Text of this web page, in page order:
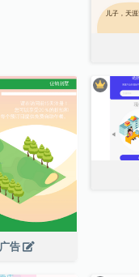
告